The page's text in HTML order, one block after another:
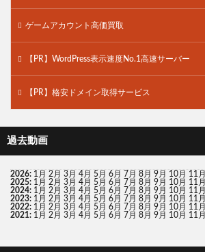
ゲームアカウント高価買取
【PR】WordPress表示速度No.1高速サーバー
【PR】格安ドメイン取得サービス
過去動画
2026: 1月 2月 3月 4月 5月 6月 7月 8月 9月 10月 11月
2025: 1月 2月 3月 4月 5月 6月 7月 8月 9月 10月 11月
2024: 1月 2月 3月 4月 5月 6月 7月 8月 9月 10月 11月
2023: 1月 2月 3月 4月 5月 6月 7月 8月 9月 10月 11月
2022: 1月 2月 3月 4月 5月 6月 7月 8月 9月 10月 11月
2021: 1月 2月 3月 4月 5月 6月 7月 8月 9月 10月 11月